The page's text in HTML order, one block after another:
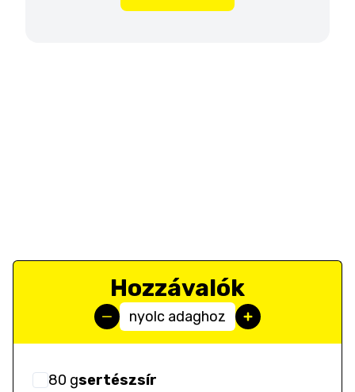
Hozzávalók
nyolc adaghoz
80 gsertészsír